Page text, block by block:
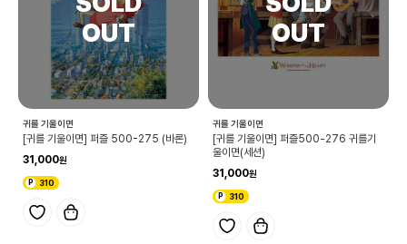
귀를 기울이면
[귀를 기울이면] 퍼즐 500-275 (바론)
31,000
310
귀를 기울이면
[귀를 기울이면] 퍼즐500-276 귀를기
울이면(세션)
31,000
310